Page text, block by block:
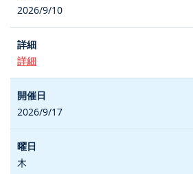
2026/9/10
詳細
2026/9/17
木